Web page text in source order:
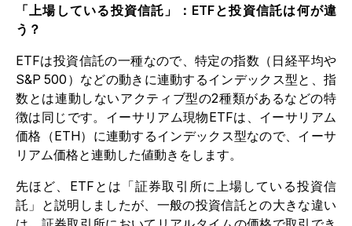
「上場している投資信託」：ETFと投資信託は何が違
う？
ETFは投資信託の一種なので、特定の指数（日経平均や
S&P 500）などの動きに連動するインデックス型と、指
数とは連動しないアクティブ型の2種類があるなどの特
徴は同じです。イーサリアム現物ETFは、イーサリアム
価格（ETH）に連動するインデックス型なので、イーサ
リアム価格と連動した値動きをします。
先ほど、ETFとは「証券取引所に上場している投資信
託」と説明しましたが、一般の投資信託との大きな違い